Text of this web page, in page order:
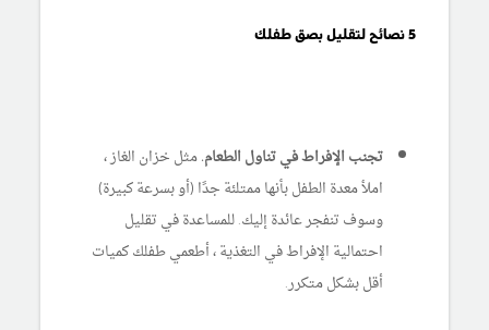
5 نصائح لتقليل بصق طفلك
تجنب الإفراط في تناول الطعام.مثل خزان الغاز ،
املأ معدة الطفل بأنها ممتلئة جدًا (أو بسرعة كبيرة)
وسوف تنفجر عائدة إليك. للمساعدة في تقليل
احتمالية الإفراط في التغذية ، أطعمي طفلك كميات
أقل بشكل متكرر.